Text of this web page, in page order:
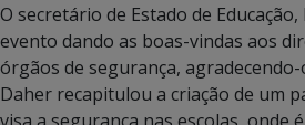
O secretário de Estado de
evento dando as boas-vindas aos
órgãos de segurança,
Daher recapitulou a criação de um